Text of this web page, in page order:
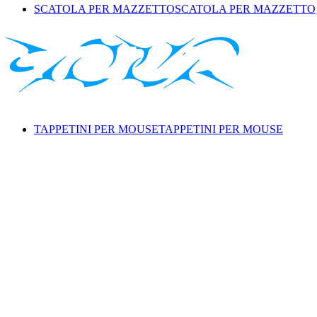
SCATOLA PER MAZZETTOSCATOLA PER MAZZETTO
TAPPETINI PER MOUSETAPPETINI PER MOUSE